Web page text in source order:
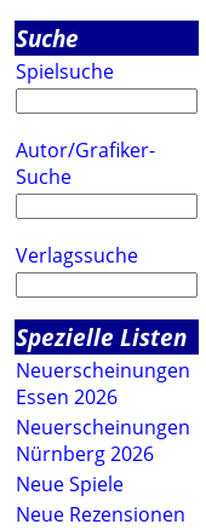
Suche
Spielsuche
Autor/Grafiker-
Suche
Verlagssuche
Spezielle Listen
Neuerscheinungen
Essen 2026
Neuerscheinungen
Nürnberg 2026
Neue Spiele
Neue Rezensionen